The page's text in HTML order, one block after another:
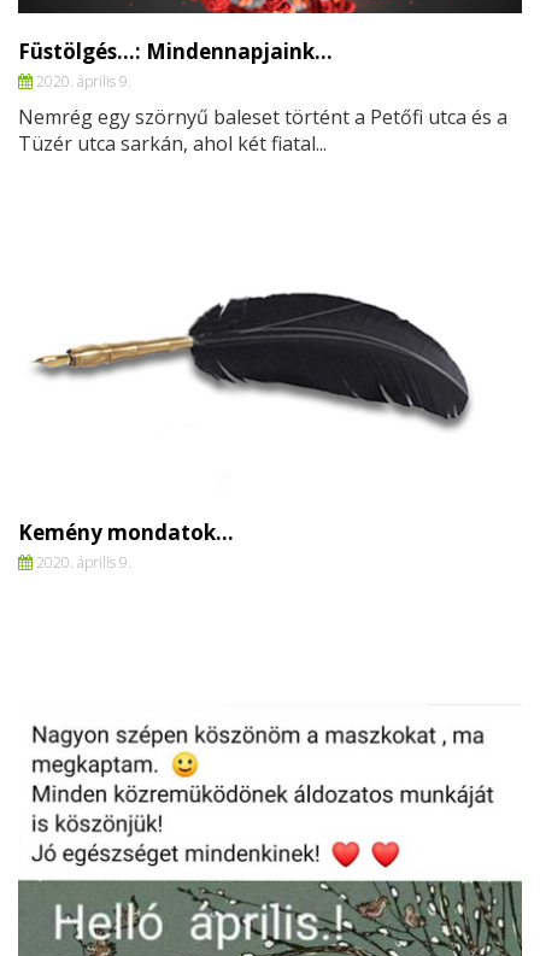
Füstölgés…: Mindennapjaink…
2020. április 9.
Nemrég egy szörnyű baleset történt a Petőfi utca és a
Tüzér utca sarkán, ahol két fiatal...
Kemény mondatok…
2020. április 9.